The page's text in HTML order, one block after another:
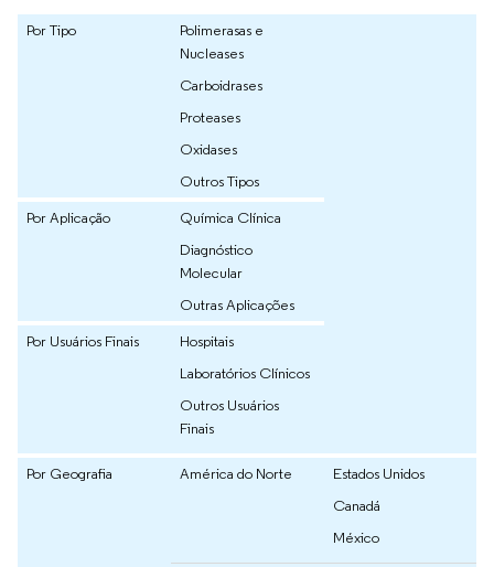
Por Tipo
Polimerasas e
Nucleases
Carboidrases
Proteases
Oxidases
Outros Tipos
Por Aplicação
Química Clínica
Diagnóstico
Molecular
Outras Aplicações
Por Usuários Finais
Hospitais
Laboratórios Clínicos
Outros Usuários
Finais
Por Geografia América do Norte
Estados Unidos
Canadá
México